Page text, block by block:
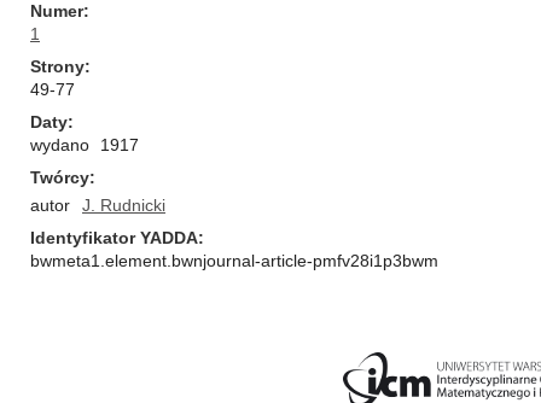
Numer
1
Strony
49-77
Daty
wydano
1917
Twórcy
autor
J. Rudnicki
Identyfikator YADDA
bwmeta1.element.bwnjournal-article-pmfv28i1p3bwm